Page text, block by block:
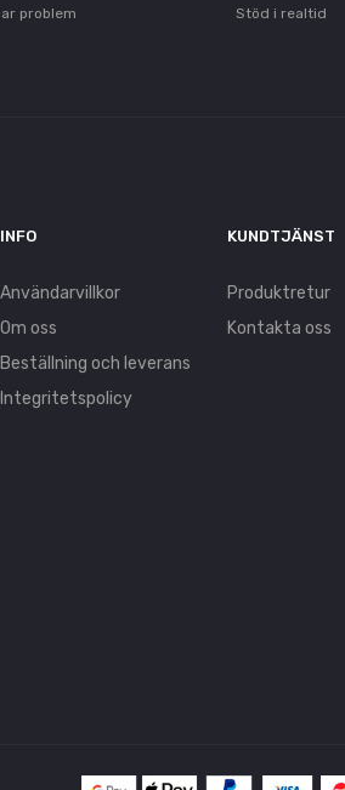
problem Stöd i realtid
INFO
Användarvillkor
Om oss
Beställning och leverans
Integritetspolicy
KUNDTJÄNST
Produktretur
Kontakta oss